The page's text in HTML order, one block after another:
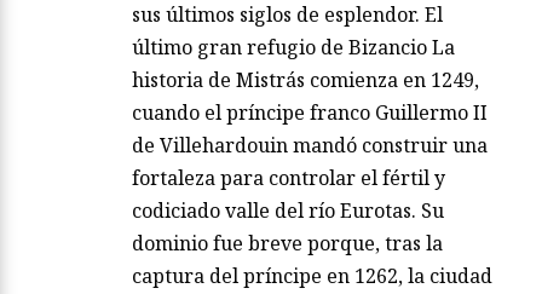
sus últimos siglos de esplendor. El
último gran refugio de Bizancio La
historia de Mistrás comienza en 1249,
cuando el príncipe franco Guillermo II
de Villehardouin mandó construir una
fortaleza para controlar el fértil y
codiciado valle del río Eurotas. Su
dominio fue breve porque, tras la
captura del príncipe en 1262, la ciudad